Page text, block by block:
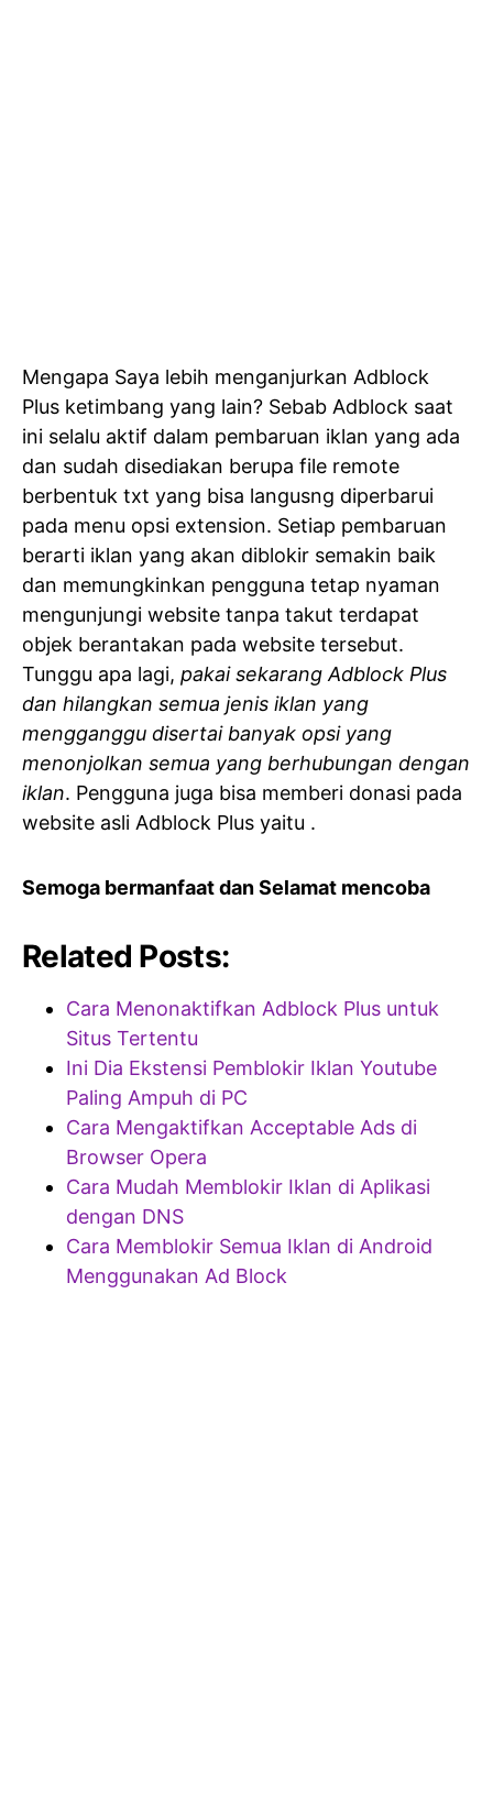
Mengapa Saya lebih menganjurkan Adblock
Plus ketimbang yang lain? Sebab Adblock saat
ini selalu aktif dalam pembaruan iklan yang ada
dan sudah disediakan berupa file remote
berbentuk txt yang bisa langusng diperbarui
pada menu opsi extension. Setiap pembaruan
berarti iklan yang akan diblokir semakin baik
dan memungkinkan pengguna tetap nyaman
mengunjungi website tanpa takut terdapat
objek berantakan pada website tersebut.
Tunggu apa lagi, pakai sekarang Adblock Plus
dan hilangkan semua jenis iklan yang
mengganggu disertai banyak opsi yang
menonjolkan semua yang berhubungan dengan
iklan. Pengguna juga bisa memberi donasi pada
website asli Adblock Plus yaitu .
Semoga bermanfaat dan Selamat mencoba
Related Posts:
Cara Menonaktifkan Adblock Plus untuk
Situs Tertentu
Ini Dia Ekstensi Pemblokir Iklan Youtube
Paling Ampuh di PC
Cara Mengaktifkan Acceptable Ads di
Browser Opera
Cara Mudah Memblokir Iklan di Aplikasi
dengan DNS
Cara Memblokir Semua Iklan di Android
Menggunakan Ad Block